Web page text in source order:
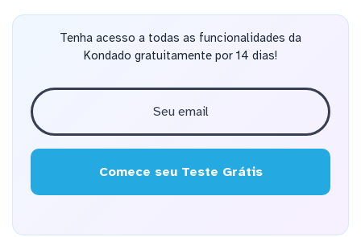
Tenha acesso a todas as funcionalidades da
Kondado gratuitamente por 14 dias!
Comece seu Teste Grátis